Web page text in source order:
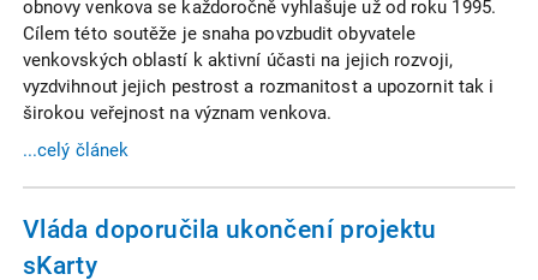
obnovy venkova se každoročně vyhlašuje už od roku 1995.
Cílem této soutěže je snaha povzbudit obyvatele
venkovských oblastí k aktivní účasti na jejich rozvoji,
vyzdvihnout jejich pestrost a rozmanitost a upozornit tak i
širokou veřejnost na význam venkova.
...celý článek
Vláda doporučila ukončení projektu
sKarty